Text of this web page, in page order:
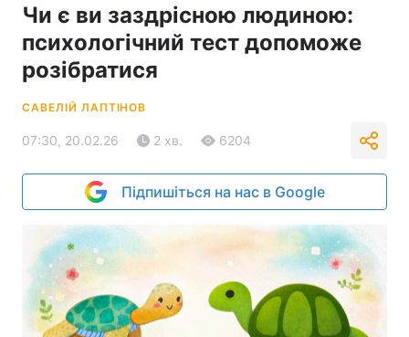
Чи є ви заздрісною людиною:
психологічний тест допоможе
розібратися
САВЕЛІЙ ЛАПТІНОВ
07:30, 20.02.26 2 хв. 6204
Підпишіться на нас в Google